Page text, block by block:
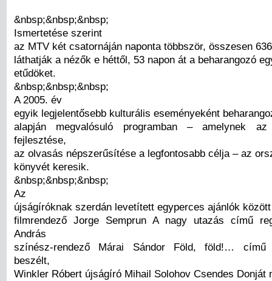
&nbsp;&nbsp;&nbsp;
Ismertetése szerint
az MTV két csatornáján naponta többször, összesen
láthatják a nézők e héttől, 53 napon át a beharangozó
etűdöket.
&nbsp;&nbsp;&nbsp;
A 2005. év
egyik legjelentősebb kulturális eseményeként
alapján megvalósuló programban – amelynek az
fejlesztése,
az olvasás népszerűsítése a legfontosabb célja – az
könyvét keresik.
&nbsp;&nbsp;&nbsp;
Az
újságíróknak szerdán levetített egyperces ajánlók
filmrendező Jorge Semprun A nagy utazás című
András
színész-rendező Márai Sándor Föld, föld!… című
beszélt,
Winkler Róbert újságíró Mihail Solohov Csendes Donját